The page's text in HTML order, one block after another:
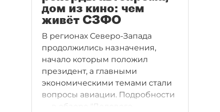
дом из кино: чем
живёт СЗФО
В регионах Северо-Запада
продолжились назначения,
начало которым положил
президент, а главными
экономическими темами стали
вопросы авиации. Подробности
— в обзоре "Делового